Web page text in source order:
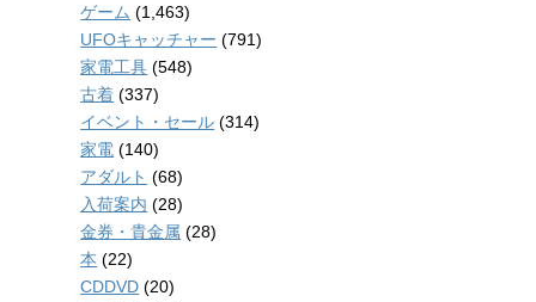
ゲーム (1,463)
UFOキャッチャー (791)
家電工具 (548)
古着 (337)
イベント・セール (314)
家電 (140)
アダルト (68)
入荷案内 (28)
金券・貴金属 (28)
本 (22)
CDDVD (20)